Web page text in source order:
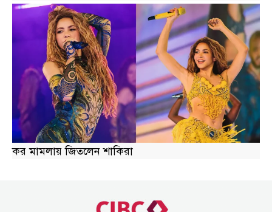
কর মামলায় জিতলেন শাকিরা